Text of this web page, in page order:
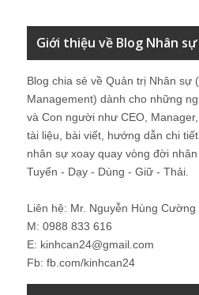
Giới thiệu về Blog Nhân sự
Blog chia sẻ về Quản trị Nhân sự
Management) dành cho những
và Con người như CEO,
tài liệu, bài viết, hướng dẫn chi
nhân sự xoay quay vòng đời
Tuyển - Dạy - Dùng - Giữ - Thải.
Liên hệ: Mr. Nguyễn Hùng Cường
M: 0988 833 616
E: kinhcan24@gmail.com
Fb: fb.com/kinhcan24